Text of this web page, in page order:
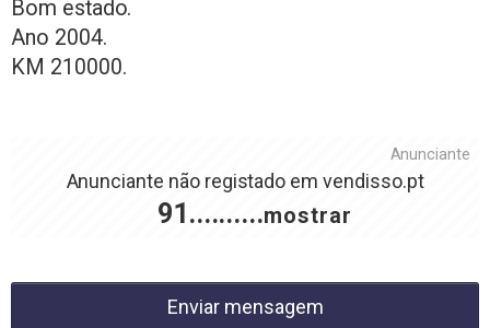
Bom estado.
Ano 2004.
KM 210000.
91..........mostrar
Anunciante
Anunciante não registado emvendisso.pt
Enviar mensagem